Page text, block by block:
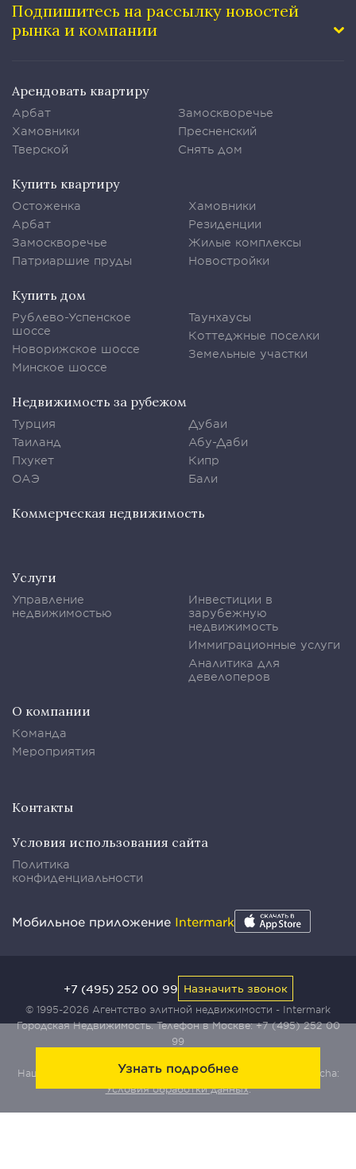
Узнать подробнее
Подпишитесь на рассылку новостей
рынка и компании
Арендовать квартиру
Арбат
Хамовники
Тверской
Замоскворечье
Пресненский
Снять дом
Купить квартиру
Остоженка
Арбат
Замоскворечье
Патриаршие пруды
Хамовники
Резиденции
Жилые комплексы
Новостройки
Купить дом
Рублево-Успенское
шоссе
Новорижское шоссе
Минское шоссе
Таунхаусы
Коттеджные поселки
Земельные участки
Недвижимость за рубежом
Турция
Таиланд
Пхукет
ОАЭ
Дубаи
Абу-Даби
Кипр
Бали
Коммерческая недвижимость
Услуги
Управление
недвижимостью
Инвестиции в
зарубежную
недвижимость
Иммиграционные услуги
Аналитика для
девелоперов
О компании
Команда
Мероприятия
Контакты
Условия использования сайта
Политика
конфиденциальности
Мобильное приложение Intermark
© 1995-2026 Агентство элитной недвижимости - Intermark
Городская Недвижимость. Телефон в Москве:+7 (495) 252 00
99
Наш сайт защищен с помощью сервиса Yandex SmartCaptcha:
Условия обработки данных.
+7 (495) 252 00 99 Назначить звонок